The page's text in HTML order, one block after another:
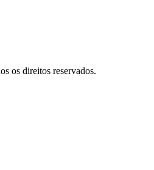
os direitos reservados.